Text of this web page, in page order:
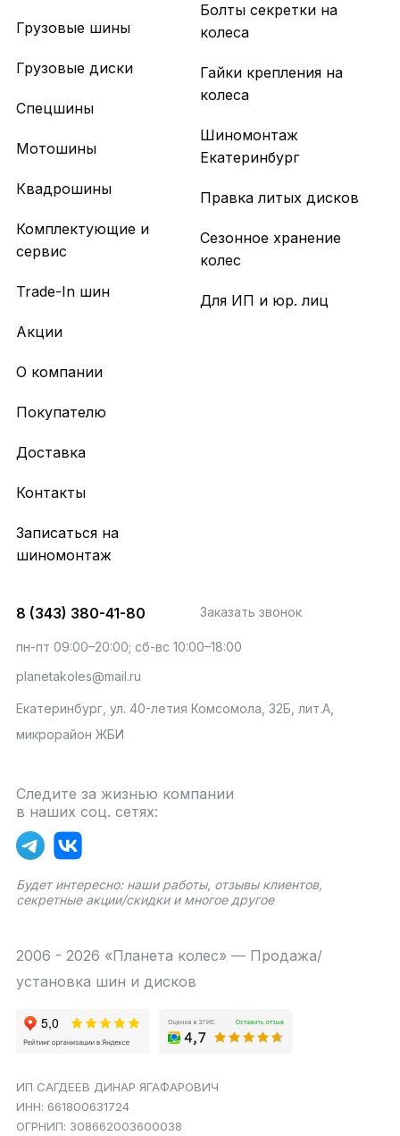
Грузовые шины
Грузовые диски
Спецшины
Мотошины
Квадрошины
Комплектующие и
сервис
Trade-In шин
Акции
Болты секретки на
колеса
Гайки крепления на
колеса
Шиномонтаж
Екатеринбург
Правка литых дисков
Сезонное хранение
колес
Для ИП и юр. лиц
О компании
Покупателю
Доставка
Контакты
Записаться на
шиномонтаж
8 (343) 380-41-80 Заказать звонок
пн-пт 09:00–20:00; сб-вс 10:00–18:00
planetakoles@mail.ru
Екатеринбург, ул. 40-летия Комсомола, 32Б, лит.А,
микрорайон ЖБИ
Следите за жизнью компании
в наших соц. сетях:
Будет интересно: наши работы, отзывы клиентов,
секретные акции/скидки и многое другое
2006 - 2026 «Планета колес» — Продажа/
установка шин и дисков
ИП САГДЕЕВ ДИНАР ЯГАФАРОВИЧ
ИНН: 661800631724
ОГРНИП: 308662003600038